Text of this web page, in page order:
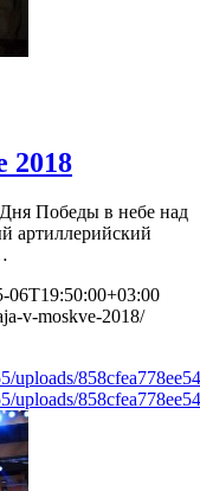
2018
Победы в небе над
артиллерийский
06T19:50:00+03:00
v-moskve-2018/
uploads/
uploads/